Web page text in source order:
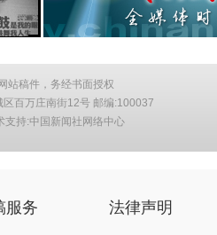
站稿件，务经书面授权
百万庄南街12号 邮编:100037
持:中国新闻社网络中心
服务 法律声明